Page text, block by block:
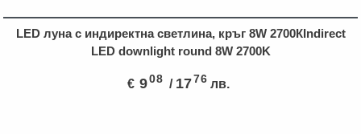
LED луна с индиректна светлина, кръг 8W 2700КIndirect
LED downlight round 8W 2700K
€ 908 / 1776 лв.